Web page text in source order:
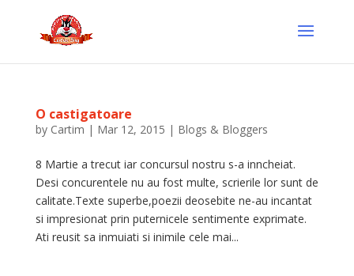
O castigatoare
by Cartim | Mar 12, 2015 | Blogs & Bloggers
8 Martie a trecut iar concursul nostru s-a inncheiat.
Desi concurentele nu au fost multe, scrierile lor sunt de
calitate.Texte superbe,poezii deosebite ne-au incantat
si impresionat prin puternicele sentimente exprimate.
Ati reusit sa inmuiati si inimile cele mai...